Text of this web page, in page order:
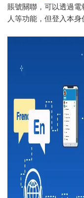
賬號關聯，可以透過電
人等功能，但登入本身